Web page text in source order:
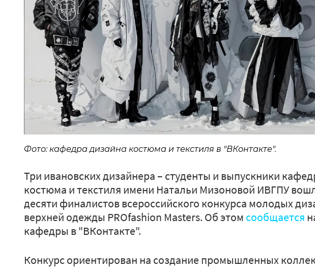
Фото: кафедра дизайна костюма и текстиля в "ВКонтакте".
Три ивановских дизайнера – студенты и выпускники
костюма и текстиля имени Натальи Мизоновой ИВГПУ
десяти финалистов всероссийского конкурса молодых
верхней одежды PROfashion Masters. Об этом сообщается
кафедры в "ВКонтакте".
Конкурс ориентирован на создание промышленных